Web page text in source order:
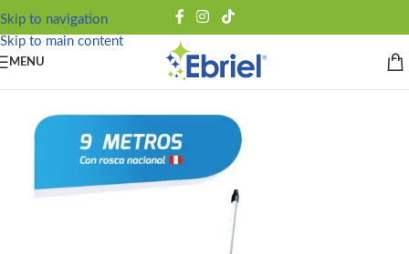
Skip to navigation
Skip to main content
MENU